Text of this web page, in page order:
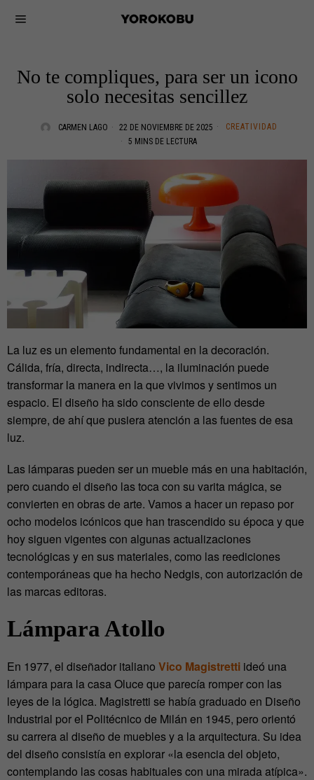
No te compliques, para ser un icono
solo necesitas sencillez
CARMEN LAGO 22 DE NOVIEMBRE DE 2025
CREATIVIDAD
5 MINS DE LECTURA
La luz es un elemento fundamental en la decoración.
Cálida, fría, directa, indirecta…, la iluminación puede
transformar la manera en la que vivimos y sentimos un
espacio. El diseño ha sido consciente de ello desde
siempre, de ahí que pusiera atención a las fuentes de esa
luz.
Las lámparas pueden ser un mueble más en una habitación,
pero cuando el diseño las toca con su varita mágica, se
convierten en obras de arte. Vamos a hacer un repaso por
ocho modelos icónicos que han trascendido su época y que
hoy siguen vigentes con algunas actualizaciones
tecnológicas y en sus materiales, como las reediciones
contemporáneas que ha hecho Nedgis, con autorización de
las marcas editoras.
Lámpara Atollo
En 1977, el diseñador italiano Vico Magistretti ideó una
lámpara para la casa Oluce que parecía romper con las
leyes de la lógica. Magistretti se había graduado en Diseño
Industrial por el Politécnico de Milán en 1945, pero orientó
su carrera al diseño de muebles y a la arquitectura. Su idea
del diseño consistía en explorar «la esencia del objeto,
contemplando las cosas habituales con una mirada atípica».